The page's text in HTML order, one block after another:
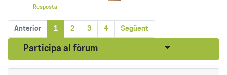
Resposta
Anterior 1 2 3 4 Següent
Participa al fòrum Seleccionar